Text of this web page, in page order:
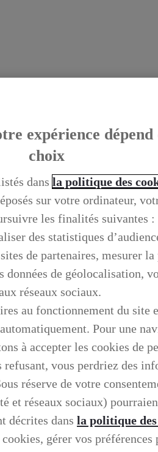
expérience dépend
choix
dans la politique des
sur votre ordinateur,
les finalités suivantes
des statistiques
de partenaires, mesurer la
données de géolocalisation,
réseaux sociaux.
au fonctionnement du site
Pour une
à accepter les cookies de
vous perdriez des
réserve de votre
et réseaux sociaux)
décrites dans la politique
gérer vos